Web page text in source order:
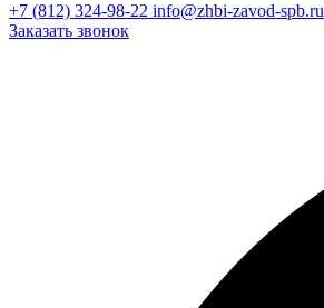
+7 (812) 324-98-22 info@zhbi-zavod-spb.ru
Заказать звонок